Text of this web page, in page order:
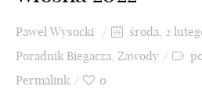
Paweł Wysocki środa, 2
Poradnik Biegacza Zawody
Permalink
0